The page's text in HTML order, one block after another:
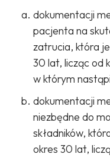
dokumentacji
pacjenta na
zatrucia, która
30 lat, licząc od
w którym
dokumentacji
niezbędne do
składników,
okres 30 lat,